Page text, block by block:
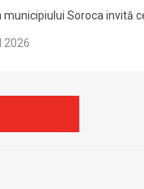
municipiului Soroca invită
2026